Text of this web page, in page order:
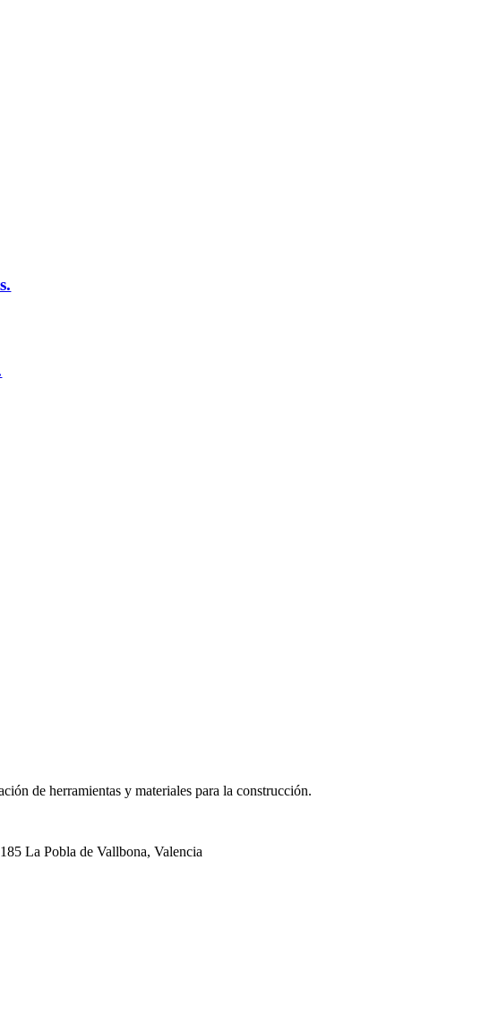
de herramientas y materiales para la construcción.
La Pobla de Vallbona, Valencia